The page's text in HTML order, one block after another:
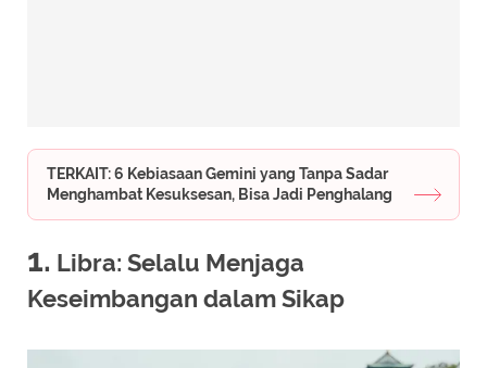
TERKAIT: 6 Kebiasaan Gemini yang Tanpa Sadar
Menghambat Kesuksesan, Bisa Jadi Penghalang
1. Libra: Selalu Menjaga
Keseimbangan dalam Sikap